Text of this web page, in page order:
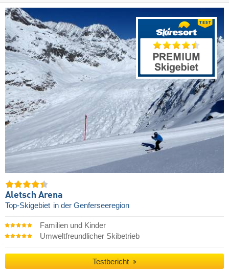
Aletsch Arena
Top-Skigebiet in der Genferseeregion
Familien und Kinder
Umweltfreundlicher Skibetrieb
Testbericht